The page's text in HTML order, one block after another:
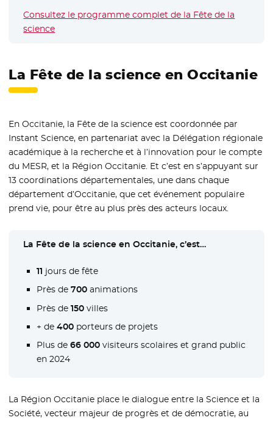
Consultez le programme complet de la Fête de la
science
La Fête de la science en Occitanie
En Occitanie, la Fête de la science est coordonnée par
Instant Science, en partenariat avec la Délégation régionale
académique à la recherche et à l’innovation pour le compte
du MESR, et la Région Occitanie. Et c’est en s’appuyant sur
13 coordinations départementales, une dans chaque
département d’Occitanie, que cet événement populaire
prend vie, pour être au plus près des acteurs locaux.
La Fête de la science en Occitanie, c’est…
11 jours de fête
Près de 700animations
Près de 150villes
+ de 400porteurs de projets
Plus de 66 000visiteurs scolaires et grand public
en 2024
La Région Occitanie place le dialogue entre la Science et la
Société, vecteur majeur de progrès et de démocratie, au